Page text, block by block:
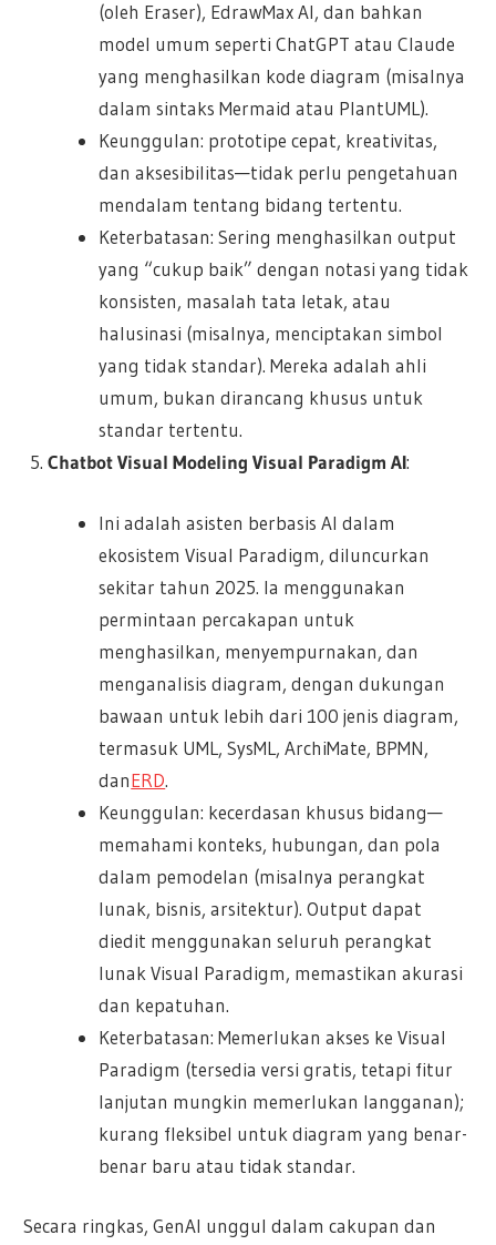
(oleh Eraser), EdrawMax AI, dan bahkan
model umum seperti ChatGPT atau Claude
yang menghasilkan kode diagram (misalnya
dalam sintaks Mermaid atau PlantUML).
Keunggulan: prototipe cepat, kreativitas,
dan aksesibilitas—tidak perlu pengetahuan
mendalam tentang bidang tertentu.
Keterbatasan: Sering menghasilkan output
yang “cukup baik” dengan notasi yang tidak
konsisten, masalah tata letak, atau
halusinasi (misalnya, menciptakan simbol
yang tidak standar). Mereka adalah ahli
umum, bukan dirancang khusus untuk
standar tertentu.
Chatbot Visual Modeling Visual Paradigm AI:
Ini adalah asisten berbasis AI dalam
ekosistem Visual Paradigm, diluncurkan
sekitar tahun 2025. Ia menggunakan
permintaan percakapan untuk
menghasilkan, menyempurnakan, dan
menganalisis diagram, dengan dukungan
bawaan untuk lebih dari 100 jenis diagram,
termasuk UML, SysML, ArchiMate, BPMN,
danERD.
Keunggulan: kecerdasan khusus bidang—
memahami konteks, hubungan, dan pola
dalam pemodelan (misalnya perangkat
lunak, bisnis, arsitektur). Output dapat
diedit menggunakan seluruh perangkat
lunak Visual Paradigm, memastikan akurasi
dan kepatuhan.
Keterbatasan: Memerlukan akses ke Visual
Paradigm (tersedia versi gratis, tetapi fitur
lanjutan mungkin memerlukan langganan);
kurang fleksibel untuk diagram yang benar-
benar baru atau tidak standar.
Secara ringkas, GenAI unggul dalam cakupan dan